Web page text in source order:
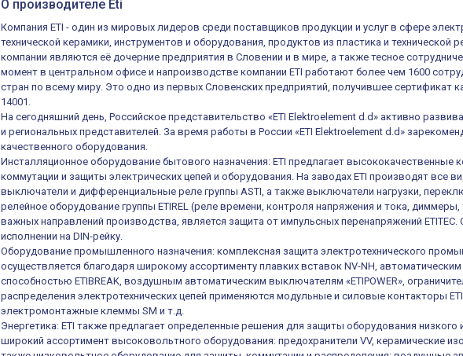
О производителе Eti
Компания ETI - один из мировых лидеров среди поставщиков продукции и услуг в сфере
технической керамики, инструментов и оборудования, продуктов из пластика и
компании являются её дочерние предприятия в Словении и в мире, а также тесное
момент в центральном офисе и напроизводстве компании ETI работают более чем 1600
стран по всему миру. Это одно из первых Словенских предприятий, получившее сертификат
14001.
На сегодняшний день, Российское представительство «ETI Elektroelement d.d» активно
и региональных представителей. За время работы в России «ETI Elektroelement d.d»
качественного оборудования.
Инсталляционное оборудование бытового назначения: ETI предлагает высококачественные
коммутации и защиты электрических цепей и оборудования. На заводах ETI производят все
выключатели и дифференциальные реле группы ASTI, а также выключатели нагрузки,
релейное оборудование группы ETIREL (реле времени, контроля напряжения и тока,
важных направлений производства, является защита от импульсных перенапряжений
исполнении на DIN-рейку.
Оборудование промышленного назначения: комплексная защита электротехнического
осуществляется благодаря широкому ассортименту плавких вставок NV-NH,
способностью ETIBREAK, воздушным автоматическим выключателям «ETIPOWER»,
распределения электротехнических цепей применяются модульные и силовые контакторы
электромонтажные клеммы SM и т.д.
Энергетика: ETI также предлагает определенные решения для защиты оборудования
широкий ассортимент высоковольтного оборудования: предохранители VV, керамические